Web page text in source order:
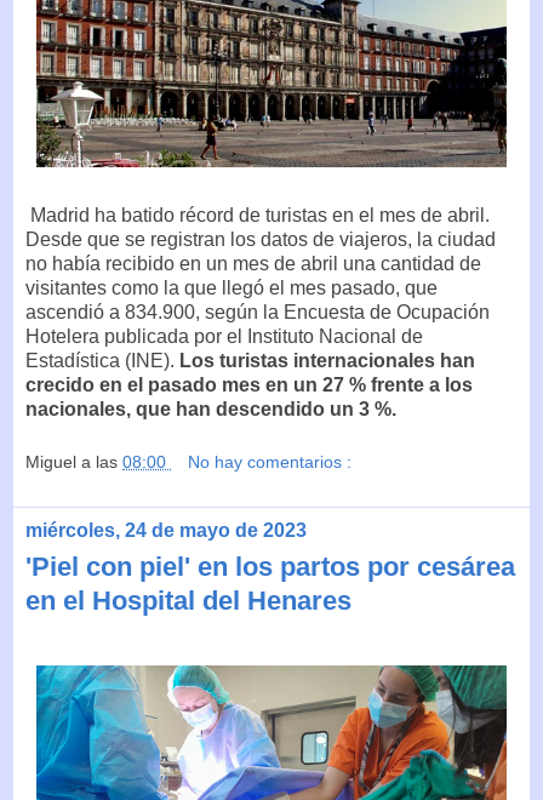
Madrid ha batido récord de turistas en el mes de abril.
Desde que se registran los datos de viajeros, la ciudad
no había recibido en un mes de abril una cantidad de
visitantes como la que llegó el mes pasado, que
ascendió a 834.900, según la Encuesta de Ocupación
Hotelera publicada por el Instituto Nacional de
Estadística (INE). Los turistas internacionales han
crecido en el pasado mes en un 27 % frente a los
nacionales, que han descendido un 3 %.
Miguel a las 08:00 No hay comentarios :
miércoles, 24 de mayo de 2023
'Piel con piel' en los partos por cesárea
en el Hospital del Henares